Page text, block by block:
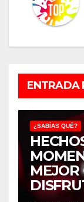
ENTRADA
¿SABÍAS QUÉ?
MEJOR